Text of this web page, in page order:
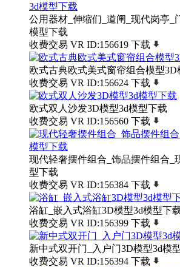
公用器材_伸缩们_道闸_现代岗亭_
模型下载
收费交易 VR ID:156619 下载
欧式古典欧式美式窗帘组合模型3D
收费交易 VR ID:156624 下载
欧式双人沙发3D模型3d模型下载
收费交易 VR ID:156560 下载
现代轻奢摆件组合_饰品摆件组合_
型下载
收费交易 VR ID:156384 下载
浴缸_嵌入式浴缸3D模型3d模型下
收费交易 VR ID:156399 下载
新中式双开门_入户门3D模型3d模
收费交易 VR ID:156394 下载